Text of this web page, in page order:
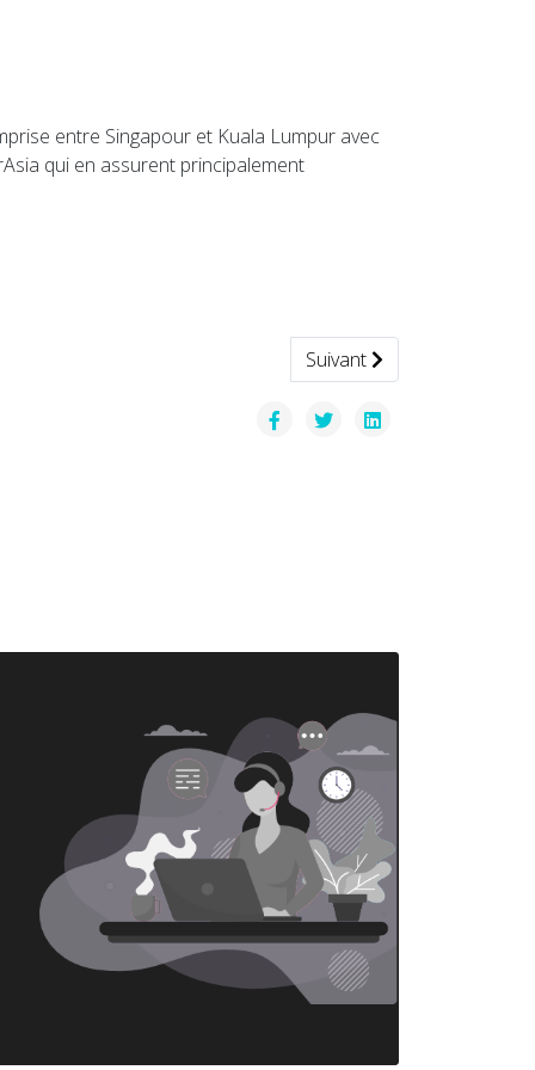
entre Singapour et Kuala Lumpur avec
qui en assurent principalement
Article suivant : Nissan
Suivant